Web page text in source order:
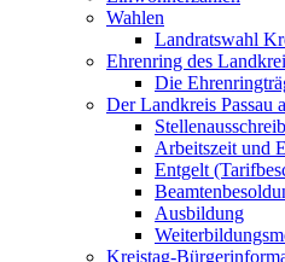
Wahlen
Landratswahl
Ehrenring des
Die
Der Landkreis Passau
Arbeitszeit und
Entgelt
Ausbildung
Kreistag-